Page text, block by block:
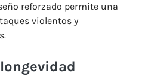
reforzado permite una
violentos y